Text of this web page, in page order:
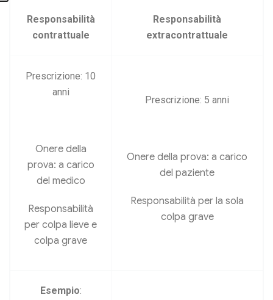
Responsabilità
contrattuale
Responsabilità
extracontrattuale
Prescrizione: 10
anni
Onere della
prova: a carico
del medico
Responsabilità
per colpa lieve e
colpa grave
Prescrizione: 5 anni
Onere della prova: a carico
del paziente
Responsabilità per la sola
colpa grave
Esempio: